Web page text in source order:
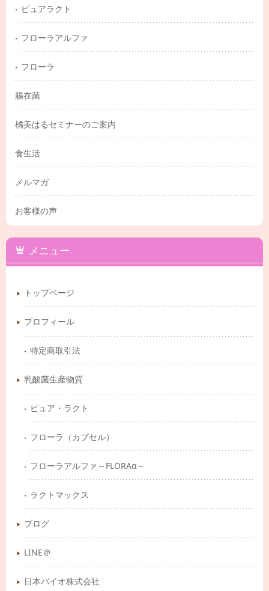
ピュアラクト
フローラアルファ
フローラ
腸在菌
橘美はるセミナーのご案内
食生活
メルマガ
お客様の声
メニュー
トップページ
プロフィール
特定商取引法
乳酸菌生産物質
ピュア・ラクト
フローラ（カプセル）
フローラアルファ～FLORAα～
ラクトマックス
ブログ
LINE＠
日本バイオ株式会社